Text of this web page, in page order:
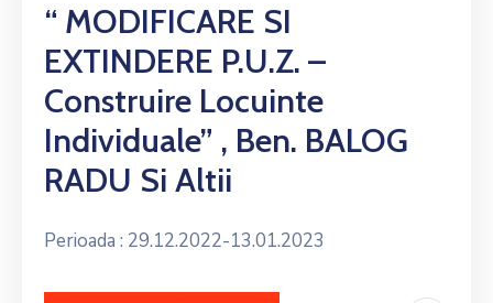
“ MODIFICARE SI
EXTINDERE P.U.Z. –
Construire Locuinte
Individuale” , Ben. BALOG
RADU Si Altii
Perioada : 29.12.2022-13.01.2023